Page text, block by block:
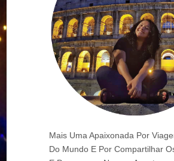
Mais Uma Apaixonada Por
Do Mundo E Por Compartilhar